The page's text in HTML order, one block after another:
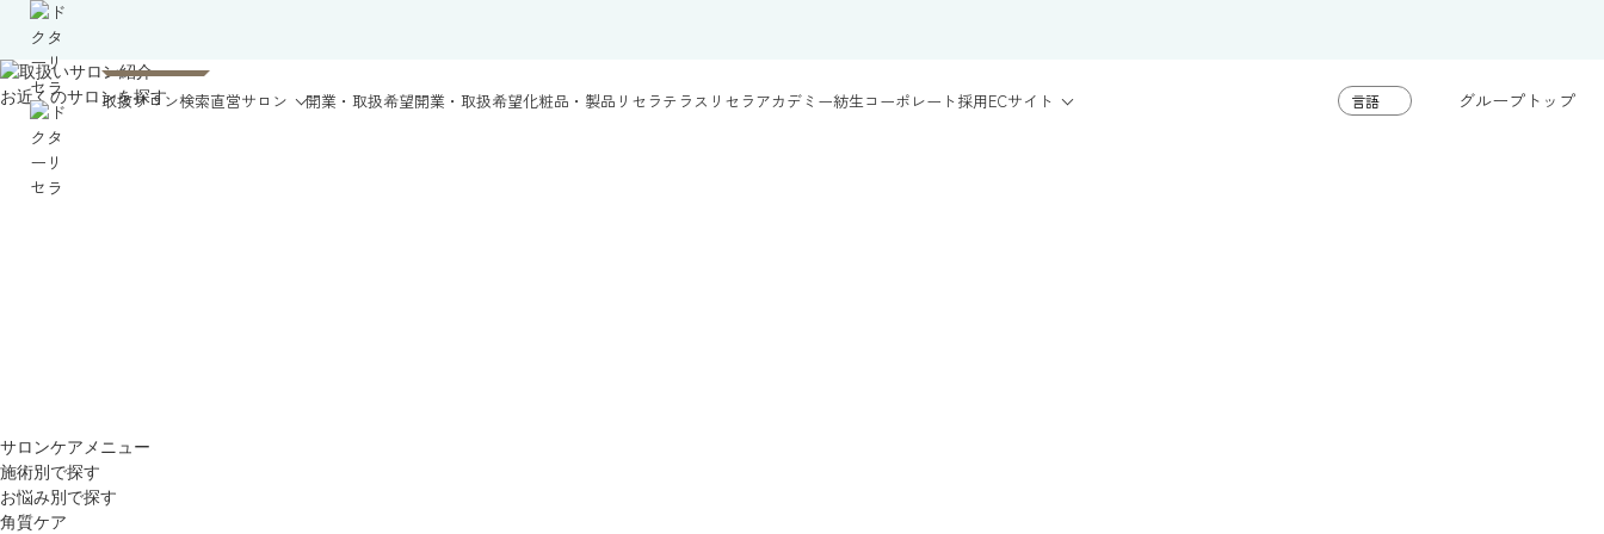
取扱サロン検索直営サロン 開業・取扱希望開業・取扱希望化粧品・製品 リセラテラス リセラアカデミー紡生コーポレート採用ECサイト グループトップ
お近くのサロンを探す
サロンケアメニュー
施術別で探す
お悩み別で探す
角質ケア